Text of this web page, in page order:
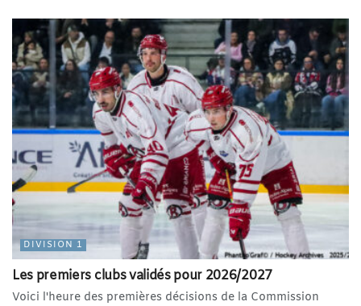
DIVISION 1
Les premiers clubs validés pour 2026/2027
Voici l'heure des premières décisions de la Commission